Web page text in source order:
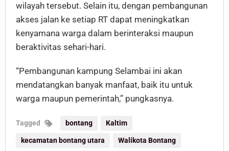
wilayah tersebut. Selain itu, dengan pembangunan
akses jalan ke setiap RT dapat meningkatkan
kenyamana warga dalam berinteraksi maupun
beraktivitas sehari-hari.
“Pembangunan kampung Selambai ini akan
mendatangkan banyak manfaat, baik itu untuk
warga maupun pemerintah,” pungkasnya.
Tagged bontang Kaltim
kecamatan bontang utara Walikota Bontang